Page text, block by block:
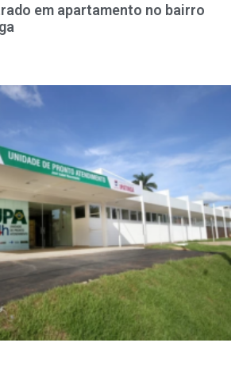
em apartamento no bairro